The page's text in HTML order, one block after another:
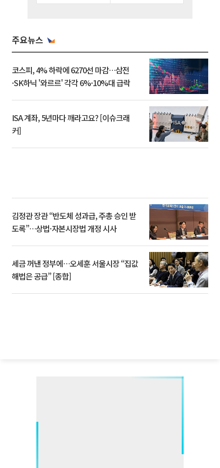
주요뉴스
코스피, 4% 하락에 6270선 마감…삼전
·SK하닉 '와르르' 각각 6%·10%대 급락
ISA 계좌, 5년마다 깨라고요? [이슈크래
커]
김정관 장관 “반도체 성과급, 주총 승인 받
도록”…상법·자본시장법 개정 시사
세금 꺼낸 정부에…오세훈 서울시장 “집값
해법은 공급” [종합]